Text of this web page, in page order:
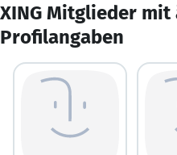
XING Mitglieder mit
Profilangaben